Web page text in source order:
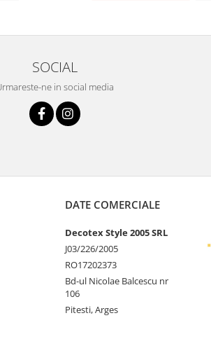
SOCIAL
ne in social media
DATE COMERCIALE
Decotex Style 2005 SRL
J03/226/2005
RO17202373
Bd-ul Nicolae Balcescu nr
106
Pitesti, Arges